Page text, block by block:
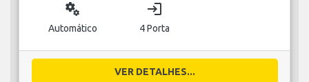
miscellaneous_services
Automático
login
4 Porta
VER DETALHES...